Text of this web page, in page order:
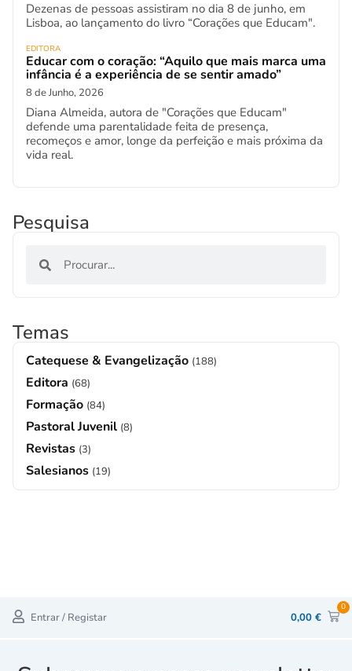
Dezenas de pessoas assistiram no dia 8 de junho, em
Lisboa, ao lançamento do livro “Corações que Educam".
EDITORA
Educar com o coração: “Aquilo que mais marca uma
infância é a experiência de se sentir amado”
8 de Junho, 2026
Diana Almeida, autora de "Corações que Educam"
defende uma parentalidade feita de presença,
recomeços e amor, longe da perfeição e mais próxima da
vida real.
Pesquisa
Temas
Catequese & Evangelização (188)
Editora (68)
Formação (84)
Pastoral Juvenil (8)
Revistas (3)
Salesianos (19)
Entrar / Registar 0,00 €
0